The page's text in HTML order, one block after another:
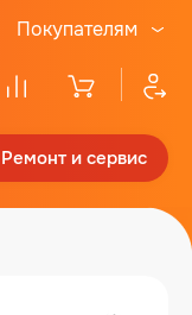
Покупателям
Ремонт и сервис